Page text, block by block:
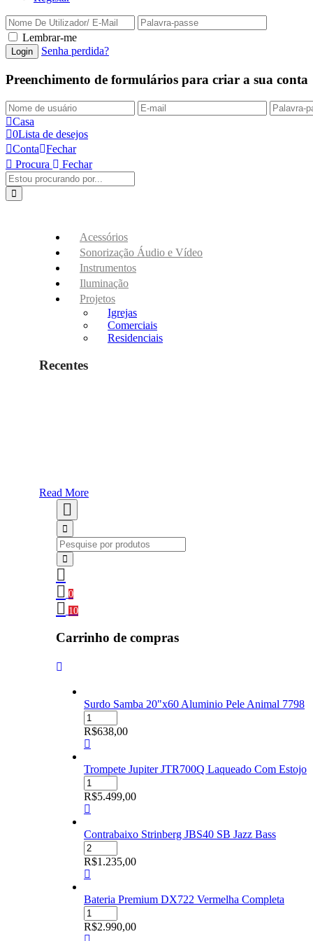
Lembrar-me
Senha perdida?
Preenchimento de formulários para criar a sua conta
Casa
0Lista de desejos
Conta
Fechar
Procura
Fechar
Acessórios
Sonorização Áudio e Vídeo
Instrumentos
Iluminação
Projetos
Igrejas
Comerciais
Residenciais
Recentes
Read More
0
10
Carrinho de compras
Surdo Samba 20"x60 Aluminio Pele Animal 7798
Surdo
Samba
20"x60
Pele
Animal
7798
quantidade
R$638,00
Trompete Jupiter JTR700Q Laqueado Com Estojo
Trompete
Jupiter
JTR700Q
Com
Estojo
quantidade
R$5.499,00
Contrabaixo Strinberg JBS40 SB Jazz Bass
Contrabaixo
Strinberg
JBS40
Jazz
Bass
quantidade
R$1.235,00
Bateria Premium DX722 Vermelha Completa
Bateria
Premium
DX722
R$2.990,00